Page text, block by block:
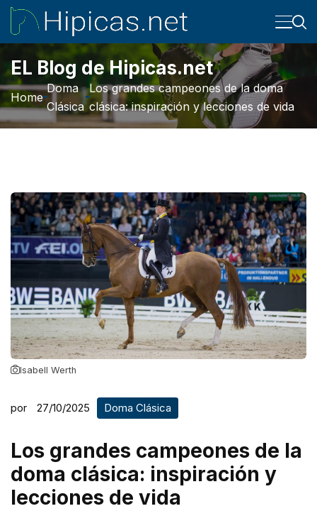
EL Blog de Hipicas.net
Home
Doma
Clásica
Los grandes campeones de la doma
clásica: inspiración y lecciones de vida
Isabell Werth
por 27/10/2025 Doma Clásica
Los grandes campeones de la
doma clásica: inspiración y
lecciones de vida